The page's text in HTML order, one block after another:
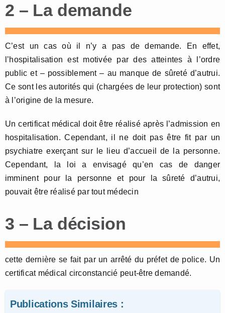
2 – La demande
C’est un cas où il n’y a pas de demande. En effet,
l’hospitalisation est motivée par des atteintes à l’ordre
public et – possiblement – au manque de sûreté d’autrui.
Ce sont les autorités qui (chargées de leur protection) sont
à l’origine de la mesure.
Un certificat médical doit être réalisé après l’admission en
hospitalisation. Cependant, il ne doit pas être fit par un
psychiatre exerçant sur le lieu d’accueil de la personne.
Cependant, la loi a envisagé qu’en cas de danger
imminent pour la personne et pour la sûreté d’autrui,
pouvait être réalisé par tout médecin
3 – La décision
cette dernière se fait par un arrêté du préfet de police. Un
certificat médical circonstancié peut-être demandé.
Publications Similaires :